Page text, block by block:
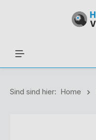
Sind sind hier: Home